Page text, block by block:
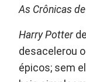
As Crônicas
Harry Potter
desacelerou
épicos; sem